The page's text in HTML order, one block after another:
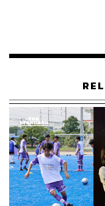
“มะตะบะของคุณพ่อป
ไปขายแถวท่าพระจั
สังเกตจากตรงนั้น” นี่จึ
มะตะบะ ข้าวหมก หรื
ไทยและชาวต่างชาติ
ลูกค้าที่มาจากทางตะ
เพราะเราไม่อยากใ
และลูกค้าต่างชาติอื่นๆ